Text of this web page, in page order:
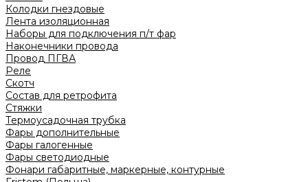
Колодки гнездовые
Лента изоляционная
Наборы для подключения п/т фар
Наконечники провода
Провод ПГВА
Реле
Скотч
Состав для ретрофита
Стяжки
Термоусадочная трубка
Фары дополнительные
Фары галогенные
Фары светодиодные
Фонари габаритные, маркерные, контурные